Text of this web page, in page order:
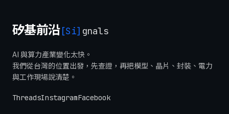
矽基前沿[Si] gnals
AI 與算力產業變化太快。
我們從台灣的位置出發，先查證，再把模型、晶片、封裝、電力
與工作現場說清楚。
ThreadsInstagramFacebook